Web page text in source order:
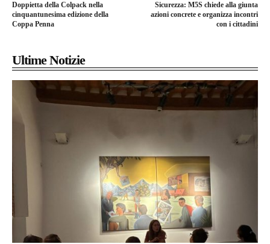
Doppietta della Colpack nella
cinquantunesima edizione della
Coppa Penna
Sicurezza: M5S chiede alla giunta
azioni concrete e organizza incontri
con i cittadini
Ultime Notizie